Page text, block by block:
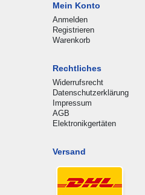
Mein Konto
Anmelden
Registrieren
Warenkorb
Rechtliches
Widerrufsrecht
Datenschutzerklärung
Impressum
AGB
Elektronikgertäten
Versand